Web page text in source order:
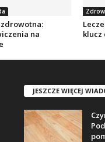
na
klucz
JESZCZE WIĘCEJ